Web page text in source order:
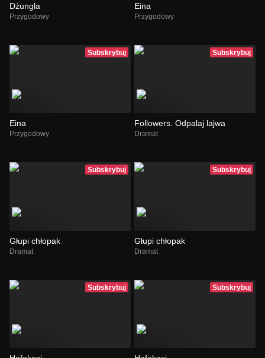
Dżungla
Przygodowy
Eina
Przygodowy
Subskrybuj
Eina
Przygodowy
Subskrybuj
Followers. Odpalaj lajwa
Dramat
Subskrybuj
Głupi chłopak
Dramat
Subskrybuj
Głupi chłopak
Dramat
Subskrybuj Subskrybuj